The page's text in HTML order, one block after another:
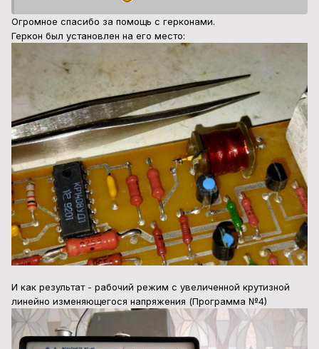
Огромное спасибо за помощь с герконами.
Геркон был установлен на его место:
И как результат - рабочий режим с увеличенной крутизной
линейно изменяющегося напряжения (Программа №4)